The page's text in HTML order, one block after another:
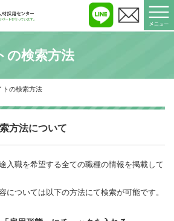
の検索方法
トの検索方法
方法について
入職を希望する全ての職種の情報を掲載して
については以下の方法にて検索が可能です。